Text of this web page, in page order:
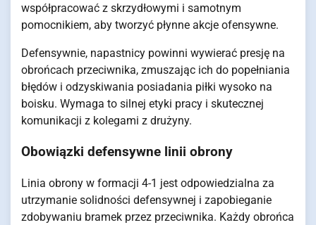
współpracować z skrzydłowymi i samotnym
pomocnikiem, aby tworzyć płynne akcje ofensywne.
Defensywnie, napastnicy powinni wywierać presję na
obrońcach przeciwnika, zmuszając ich do popełniania
błędów i odzyskiwania posiadania piłki wysoko na
boisku. Wymaga to silnej etyki pracy i skutecznej
komunikacji z kolegami z drużyny.
Obowiązki defensywne linii obrony
Linia obrony w formacji 4-1 jest odpowiedzialna za
utrzymanie solidności defensywnej i zapobieganie
zdobywaniu bramek przez przeciwnika. Każdy obrońca